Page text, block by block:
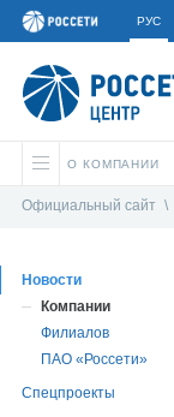
РУС
О КОМПАНИИ
Официальный сайт \
Новости
Компании
Филиалов
ПАО «Россети»
Спецпроекты